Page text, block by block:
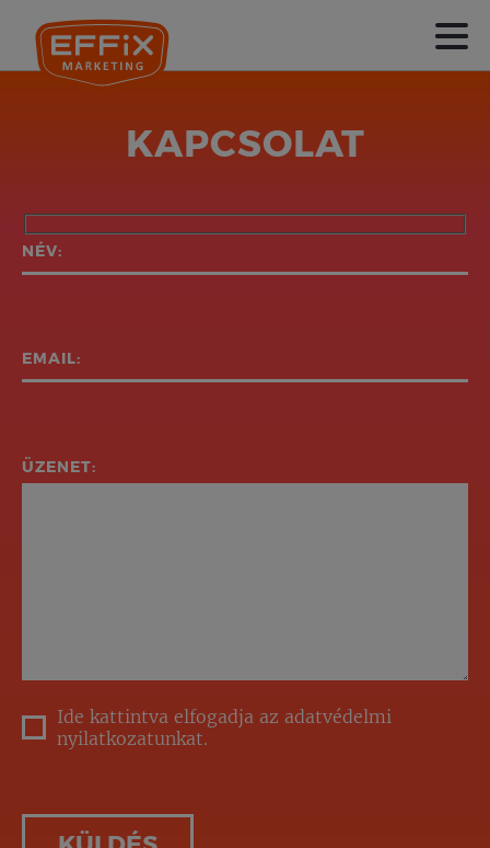
KAPCSOLAT
NÉV:
EMAIL:
ÜZENET:
Ide kattintva elfogadja az adatvédelmi
nyilatkozatunkat.